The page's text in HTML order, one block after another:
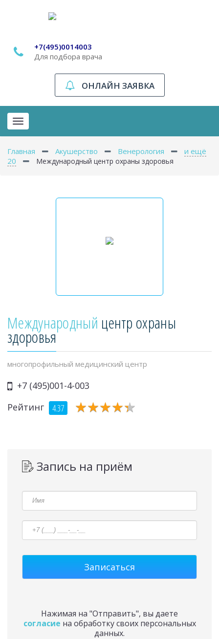
+7(495)0014003
Для подбора врача
ОНЛАЙН ЗАЯВКА
Toggle
navigation
Главная Акушерство Венерология
и ещё
20
Международный центр охраны здоровья
Международный центр охраны
здоровья
многопрофильный медицинский центр
+7 (495)001-4-003
Рейтинг
4.37 ★★★★★
★★★★★
Запись на приём
Нажимая на "Отправить", вы даете
согласие на обработку своих персональных
данных.